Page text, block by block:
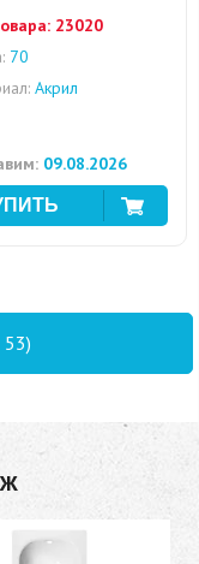
23020
70
Акрил
09.08.2026
53)